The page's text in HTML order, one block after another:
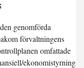
genomförda
förvaltningens
omfattade
ekonomistyrning